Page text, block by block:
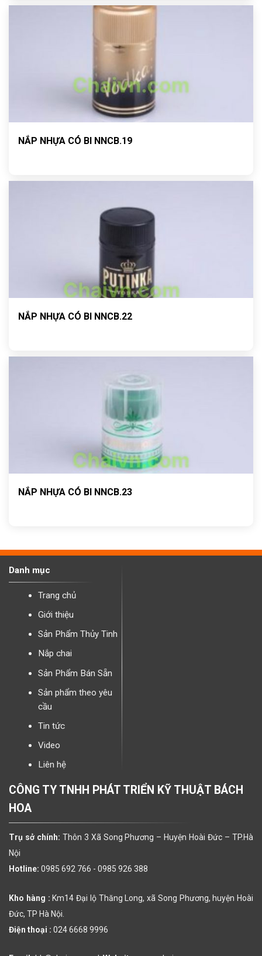
NẮP NHỰA CÓ BI NNCB.19
NẮP NHỰA CÓ BI NNCB.22
NẮP NHỰA CÓ BI NNCB.23
Danh mục
Trang chủ
Giới thiệu
Sản Phẩm Thủy Tinh
Nắp chai
Sản Phẩm Bán Sẵn
Sản phẩm theo yêu
cầu
Tin tức
Video
Liên hệ
CÔNG TY TNHH PHÁT TRIỂN KỸ THUẬT BÁCH
HOA
Trụ sở chính: Thôn 3 Xã Song Phương – Huyện Hoài Đức – TP.Hà
Nội
Hotline: 0985 692 766 - 0985 926 388
Kho hàng : Km14 Đại lộ Thăng Long, xã Song Phương, huyện Hoài
Đức, TP Hà Nội.
Điện thoại : 024 6668 9996